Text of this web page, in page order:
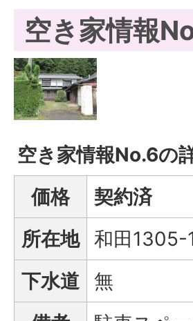
空き家情報
空き家情報No.6の
価格
契約済
所在地
和田1305-
下水道
無